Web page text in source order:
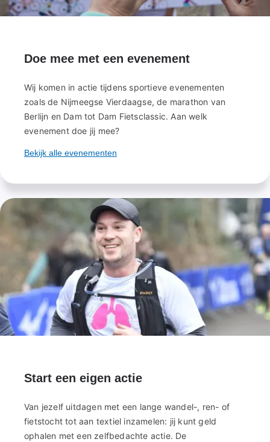
Doe mee met een evenement
Wij komen in actie tijdens sportieve evenementen
zoals de Nijmeegse Vierdaagse, de marathon van
Berlijn en Dam tot Dam Fietsclassic. Aan welk
evenement doe jij mee?
Bekijk alle evenementen
Start een eigen actie
Van jezelf uitdagen met een lange wandel-, ren- of
fietstocht tot aan textiel inzamelen: jij kunt geld
ophalen met een zelfbedachte actie. De